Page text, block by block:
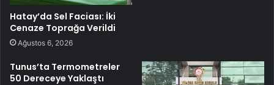
Hatay’da Sel Faciası: İki
Cenaze Toprağa Verildi
Ağustos 6, 2026
Tunus’ta Termometreler
50 Dereceye Yaklaştı